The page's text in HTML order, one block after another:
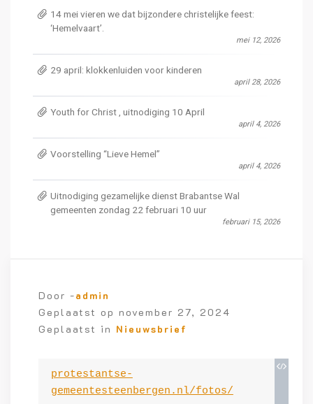
Door -admin
Geplaatst op november 27, 2024
Geplaatst in Nieuwsbrief
protestantse-
gemeentesteenbergen.nl/fotos/
14 mei vieren we dat bijzondere christelijke feest:
‘Hemelvaart’.
mei 12, 2026
29 april: klokkenluiden voor kinderen
april 28, 2026
Youth for Christ , uitnodiging 10 April
april 4, 2026
Voorstelling “Lieve Hemel”
april 4, 2026
Uitnodiging gezamelijke dienst Brabantse Wal
gemeenten zondag 22 februari 10 uur
februari 15, 2026